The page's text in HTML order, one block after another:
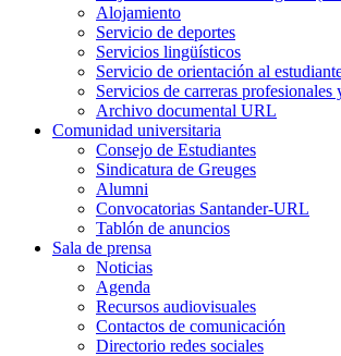
Alojamiento
Servicio de deportes
Servicios lingüísticos
Servicio de orientación al
Servicios de carreras profesionales
Archivo documental URL
Comunidad universitaria
Consejo de Estudiantes
Sindicatura de Greuges
Alumni
Convocatorias Santander-URL
Tablón de anuncios
Sala de prensa
Noticias
Agenda
Recursos audiovisuales
Contactos de comunicación
Directorio redes sociales